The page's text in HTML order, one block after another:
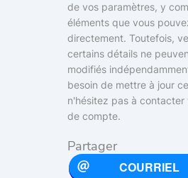
de vos paramètres, y
éléments que vous
directement. Toutefois,
certains détails ne
modifiés
besoin de mettre à jour
n'hésitez pas à
de compte.
Partager
COURRIEL